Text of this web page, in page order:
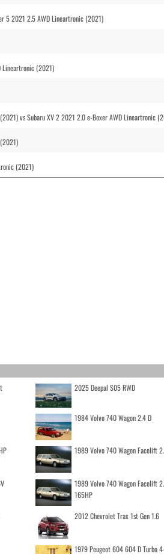
5 2021 2.5 AWD Lineartronic (2021)
Lineartronic (2021)
vs Subaru XV 2 2021 2.0 e-Boxer AWD Lineartronic
(2021)
2025 Deepal S05 RWD
1984 Volvo 740 Wagon 2.4 D
1989 Volvo 740 Wagon Facelift
1989 Volvo 740 Wagon Facelift
165HP
2012 Chevrolet Trax 1st Gen 1.6
1979 Peugeot 604 604 D Turbo